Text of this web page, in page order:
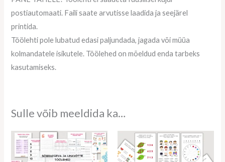
postiautomaati. Faili saate arvutisse laadida ja seejärel
printida.
Töölehti pole lubatud edasi paljundada, jagada või müüa
kolmandatele isikutele. Töölehed on mõeldud enda tarbeks
kasutamiseks.
Sulle võib meeldida ka…